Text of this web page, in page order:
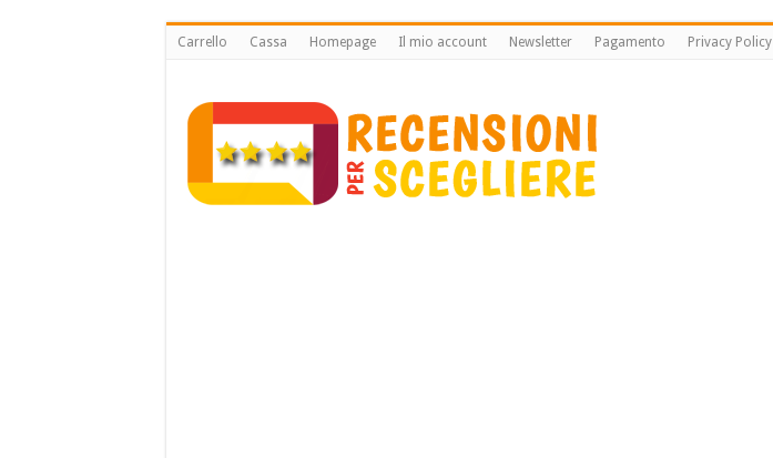
Carrello Cassa Homepage Il mio account Newsletter Pagamento Privacy Policy